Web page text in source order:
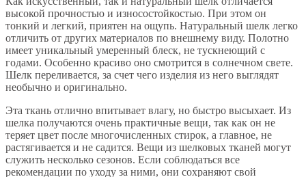
высокой прочностью и износостойкостью. При этом он
тонкий и легкий, приятен на ощупь. Натуральный шелк легко
отличить от других материалов по внешнему виду. Полотно
имеет уникальный умеренный блеск, не тускнеющий с
годами. Особенно красиво оно смотрится в солнечном свете.
Шелк переливается, за счет чего изделия из него выглядят
необычно и оригинально.
Эта ткань отлично впитывает влагу, но быстро высыхает. Из
шелка получаются очень практичные вещи, так как он не
теряет цвет после многочисленных стирок, а главное, не
растягивается и не садится. Вещи из шелковых тканей могут
служить несколько сезонов. Если соблюдаться все
рекомендации по уходу за ними, они сохраняют свой